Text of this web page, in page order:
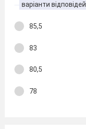
варіанти відповідей
85,5
83
80,5
78